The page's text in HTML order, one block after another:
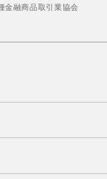
融商品取引業協会